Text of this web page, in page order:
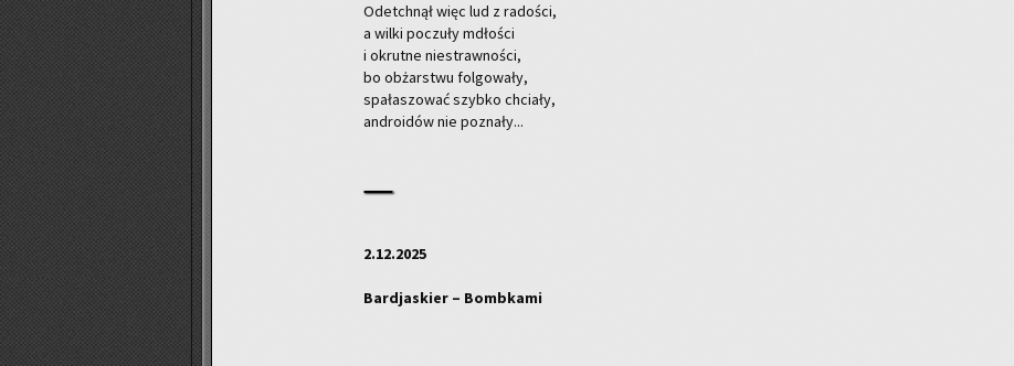
Ode­tchnął więc lud z ra­do­ści,
a wilki po­czu­ły mdło­ści
i okrut­ne nie­straw­no­ści,
bo ob­żar­stwu fol­go­wa­ły,
spa­ła­szo­wać szyb­ko chcia­ły,
an­dro­idów nie po­zna­ły...
2.12.2025
Bar­dja­skier – Bomb­ka­mi